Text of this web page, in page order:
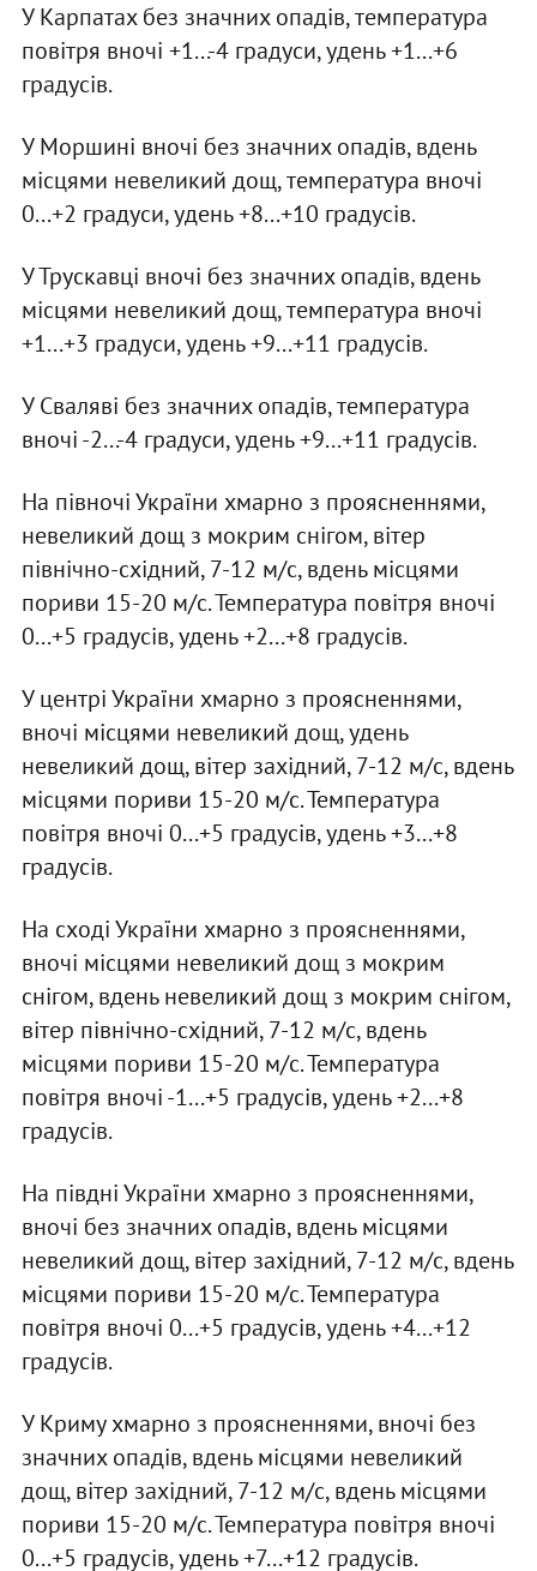
У Карпатах без значних опадів, температура
повітря вночі +1...-4 градуси, удень +1...+6
градусів.
У Моршині вночі без значних опадів, вдень
місцями невеликий дощ, температура вночі
0...+2 градуси, удень +8...+10 градусів.
У Трускавці вночі без значних опадів, вдень
місцями невеликий дощ, температура вночі
+1...+3 градуси, удень +9...+11 градусів.
У Сваляві без значних опадів, температура
вночі -2...-4 градуси, удень +9...+11 градусів.
На півночі України хмарно з проясненнями,
невеликий дощ з мокрим снігом, вітер
північно-східний, 7-12 м/с, вдень місцями
пориви 15-20 м/с. Температура повітря вночі
0...+5 градусів, удень +2...+8 градусів.
У центрі України хмарно з проясненнями,
вночі місцями невеликий дощ, удень
невеликий дощ, вітер західний, 7-12 м/с, вдень
місцями пориви 15-20 м/с. Температура
повітря вночі 0...+5 градусів, удень +3...+8
градусів.
На сході України хмарно з проясненнями,
вночі місцями невеликий дощ з мокрим
снігом, вдень невеликий дощ з мокрим снігом,
вітер північно-східний, 7-12 м/с, вдень
місцями пориви 15-20 м/с. Температура
повітря вночі -1...+5 градусів, удень +2...+8
градусів.
На півдні України хмарно з проясненнями,
вночі без значних опадів, вдень місцями
невеликий дощ, вітер західний, 7-12 м/с, вдень
місцями пориви 15-20 м/с. Температура
повітря вночі 0...+5 градусів, удень +4...+12
градусів.
У Криму хмарно з проясненнями, вночі без
значних опадів, вдень місцями невеликий
дощ, вітер західний, 7-12 м/с, вдень місцями
пориви 15-20 м/с. Температура повітря вночі
0...+5 градусів, удень +7...+12 градусів.